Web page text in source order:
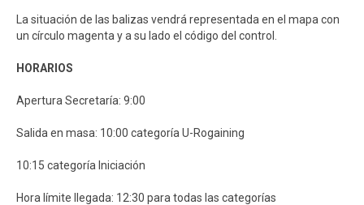
La situación de las balizas vendrá representada en el mapa con
un círculo magenta y a su lado el código del control.
HORARIOS
Apertura Secretaría: 9:00
Salida en masa: 10:00 categoría U-Rogaining
10:15 categoría Iniciación
Hora límite llegada: 12:30 para todas las categorías